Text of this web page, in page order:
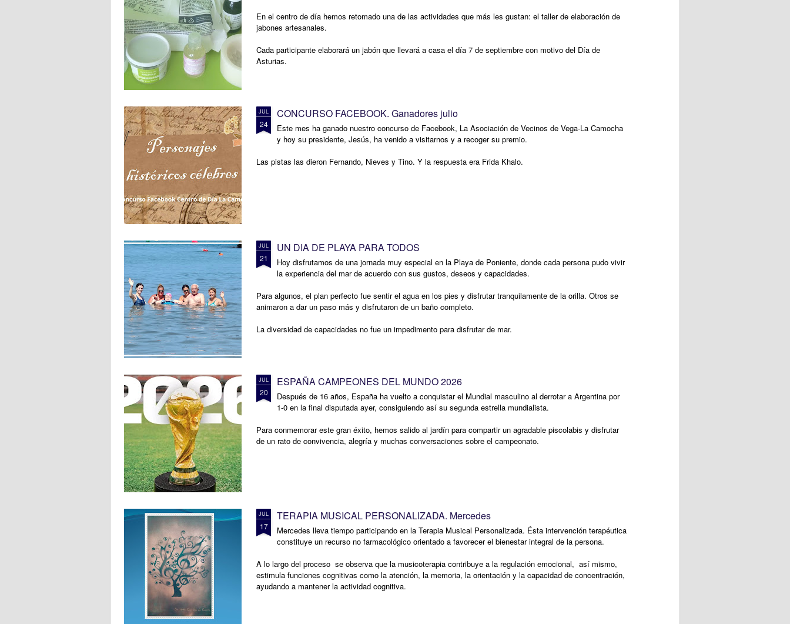
En el centro de día hemos retomado una de las actividades que más les gustan: el taller de elaboración de
jabones artesanales.
Cada participante elaborará un jabón que llevará a casa el día 7 de septiembre con motivo del Día de
Asturias.
JUL
24
CONCURSO FACEBOOK. Ganadores julio
Este mes ha ganado nuestro concurso de Facebook, La Asociación de Vecinos de Vega-La Camocha
y hoy su presidente, Jesús, ha venido a visitarnos y a recoger su premio.
Las pistas las dieron Fernando, Nieves y Tino. Y la respuesta era Frida Khalo.
JUL
21
UN DIA DE PLAYA PARA TODOS
Hoy disfrutamos de una jornada muy especial en la Playa de Poniente, donde cada persona pudo vivir
la experiencia del mar de acuerdo con sus gustos, deseos y capacidades.
Para algunos, el plan perfecto fue sentir el agua en los pies y disfrutar tranquilamente de la orilla. Otros se
animaron a dar un paso más y disfrutaron de un baño completo.
La diversidad de capacidades no fue un impedimento para disfrutar de mar.
JUL
20
ESPAÑA CAMPEONES DEL MUNDO 2026
Después de 16 años, España ha vuelto a conquistar el Mundial masculino al derrotar a Argentina por
1-0 en la final disputada ayer, consiguiendo así su segunda estrella mundialista.
Para conmemorar este gran éxito, hemos salido al jardín para compartir un agradable piscolabis y disfrutar
de un rato de convivencia, alegría y muchas conversaciones sobre el campeonato.
JUL
17
TERAPIA MUSICAL PERSONALIZADA. Mercedes
Mercedes lleva tiempo participando en la Terapia Musical Personalizada. Ésta intervención terapéutica
constituye un recurso no farmacológico orientado a favorecer el bienestar integral de la persona.
A lo largo del proceso se observa que la musicoterapia contribuye a la regulación emocional, así mismo,
estimula funciones cognitivas como la atención, la memoria, la orientación y la capacidad de concentración,
ayudando a mantener la actividad cognitiva.